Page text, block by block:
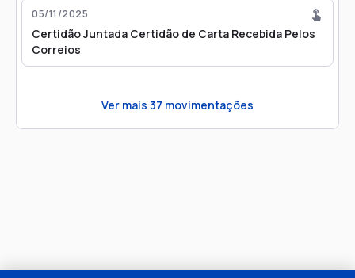
Exaltação Barboza Diligência : 13/11/2025
05/11/2025
Certidão Juntada Certidão de Carta Recebida Pelos
Correios
Ver mais 37 movimentações